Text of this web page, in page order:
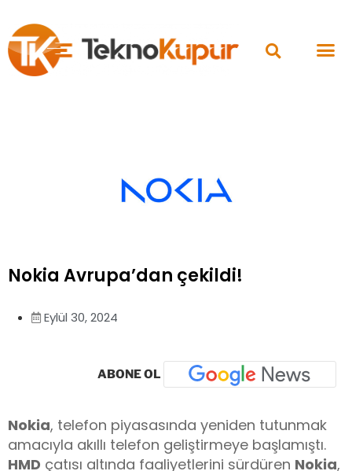
Nokia Avrupa’dan çekildi!
Eylül 30, 2024
ABONE OL
Nokia, telefon piyasasında yeniden tutunmak
amacıyla akıllı telefon geliştirmeye başlamıştı.
HMD çatısı altında faaliyetlerini sürdüren Nokia,